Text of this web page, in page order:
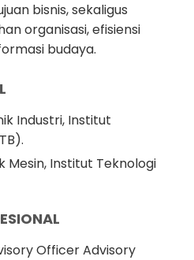
bisnis, sekaligus
organisasi, efisiensi
budaya.
Industri, Institut
Mesin, Institut Teknologi
Officer Advisory